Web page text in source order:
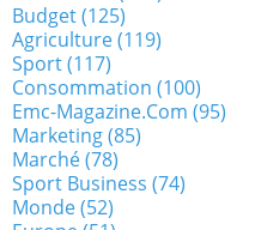
Budget(125)
Agriculture(119)
Sport(117)
Consommation (100)
Emc-Magazine.com (95)
Marketing(85)
Marché(78)
Sport Business (74)
Monde(52)